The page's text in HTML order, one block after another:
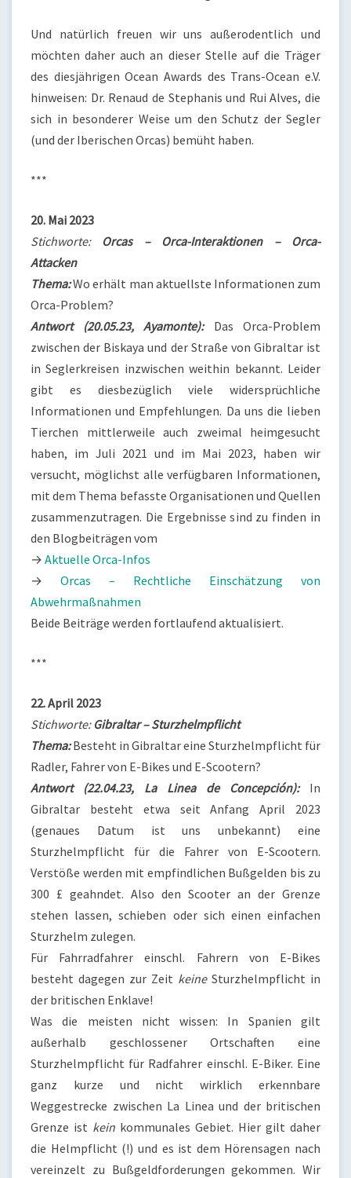
Und natürlich freuen wir uns außerodentlich und
möchten daher auch an dieser Stelle auf die Träger
des diesjährigen Ocean Awards des Trans-Ocean e.V.
hinweisen: Dr. Renaud de Stephanis und Rui Alves, die
sich in besonderer Weise um den Schutz der Segler
(und der Iberischen Orcas) bemüht haben.
***
20. Mai 2023
Stichworte: Orcas – Orca-Interaktionen – Orca-
Attacken
Thema:Wo erhält man aktuellste Informationen zum
Orca-Problem?
Antwort (20.05.23, Ayamonte): Das Orca-Problem
zwischen der Biskaya und der Straße von Gibraltar ist
in Seglerkreisen inzwischen weithin bekannt. Leider
gibt es diesbezüglich viele widersprüchliche
Informationen und Empfehlungen. Da uns die lieben
Tierchen mittlerweile auch zweimal heimgesucht
haben, im Juli 2021 und im Mai 2023, haben wir
versucht, möglichst alle verfügbaren Informationen,
mit dem Thema befasste Organisationen und Quellen
zusammenzutragen. Die Ergebnisse sind zu finden in
den Blogbeiträgen vom
→ Aktuelle Orca-Infos
→ Orcas – Rechtliche Einschätzung von
Abwehrmaßnahmen
Beide Beiträge werden fortlaufend aktualisiert.
***
22. April 2023
Stichworte: Gibraltar – Sturzhelmpflicht
Thema:Besteht in Gibraltar eine Sturzhelmpflicht für
Radler, Fahrer von E-Bikes und E-Scootern?
Antwort (22.04.23, La Linea de Concepción): In
Gibraltar besteht etwa seit Anfang April 2023
(genaues Datum ist uns unbekannt) eine
Sturzhelmpflicht für die Fahrer von E-Scootern.
Verstöße werden mit empfindlichen Bußgelden bis zu
300 £ geahndet. Also den Scooter an der Grenze
stehen lassen, schieben oder sich einen einfachen
Sturzhelm zulegen.
Für Fahrradfahrer einschl. Fahrern von E-Bikes
besteht dagegen zur Zeit keineSturzhelmpflicht in
der britischen Enklave!
Was die meisten nicht wissen: In Spanien gilt
außerhalb geschlossener Ortschaften eine
Sturzhelmpflicht für Radfahrer einschl. E-Biker. Eine
ganz kurze und nicht wirklich erkennbare
Weggestrecke zwischen La Linea und der britischen
Grenze ist kein kommunales Gebiet. Hier gilt daher
die Helmpflicht (!) und es ist dem Hörensagen nach
vereinzelt zu Bußgeldforderungen gekommen. Wir